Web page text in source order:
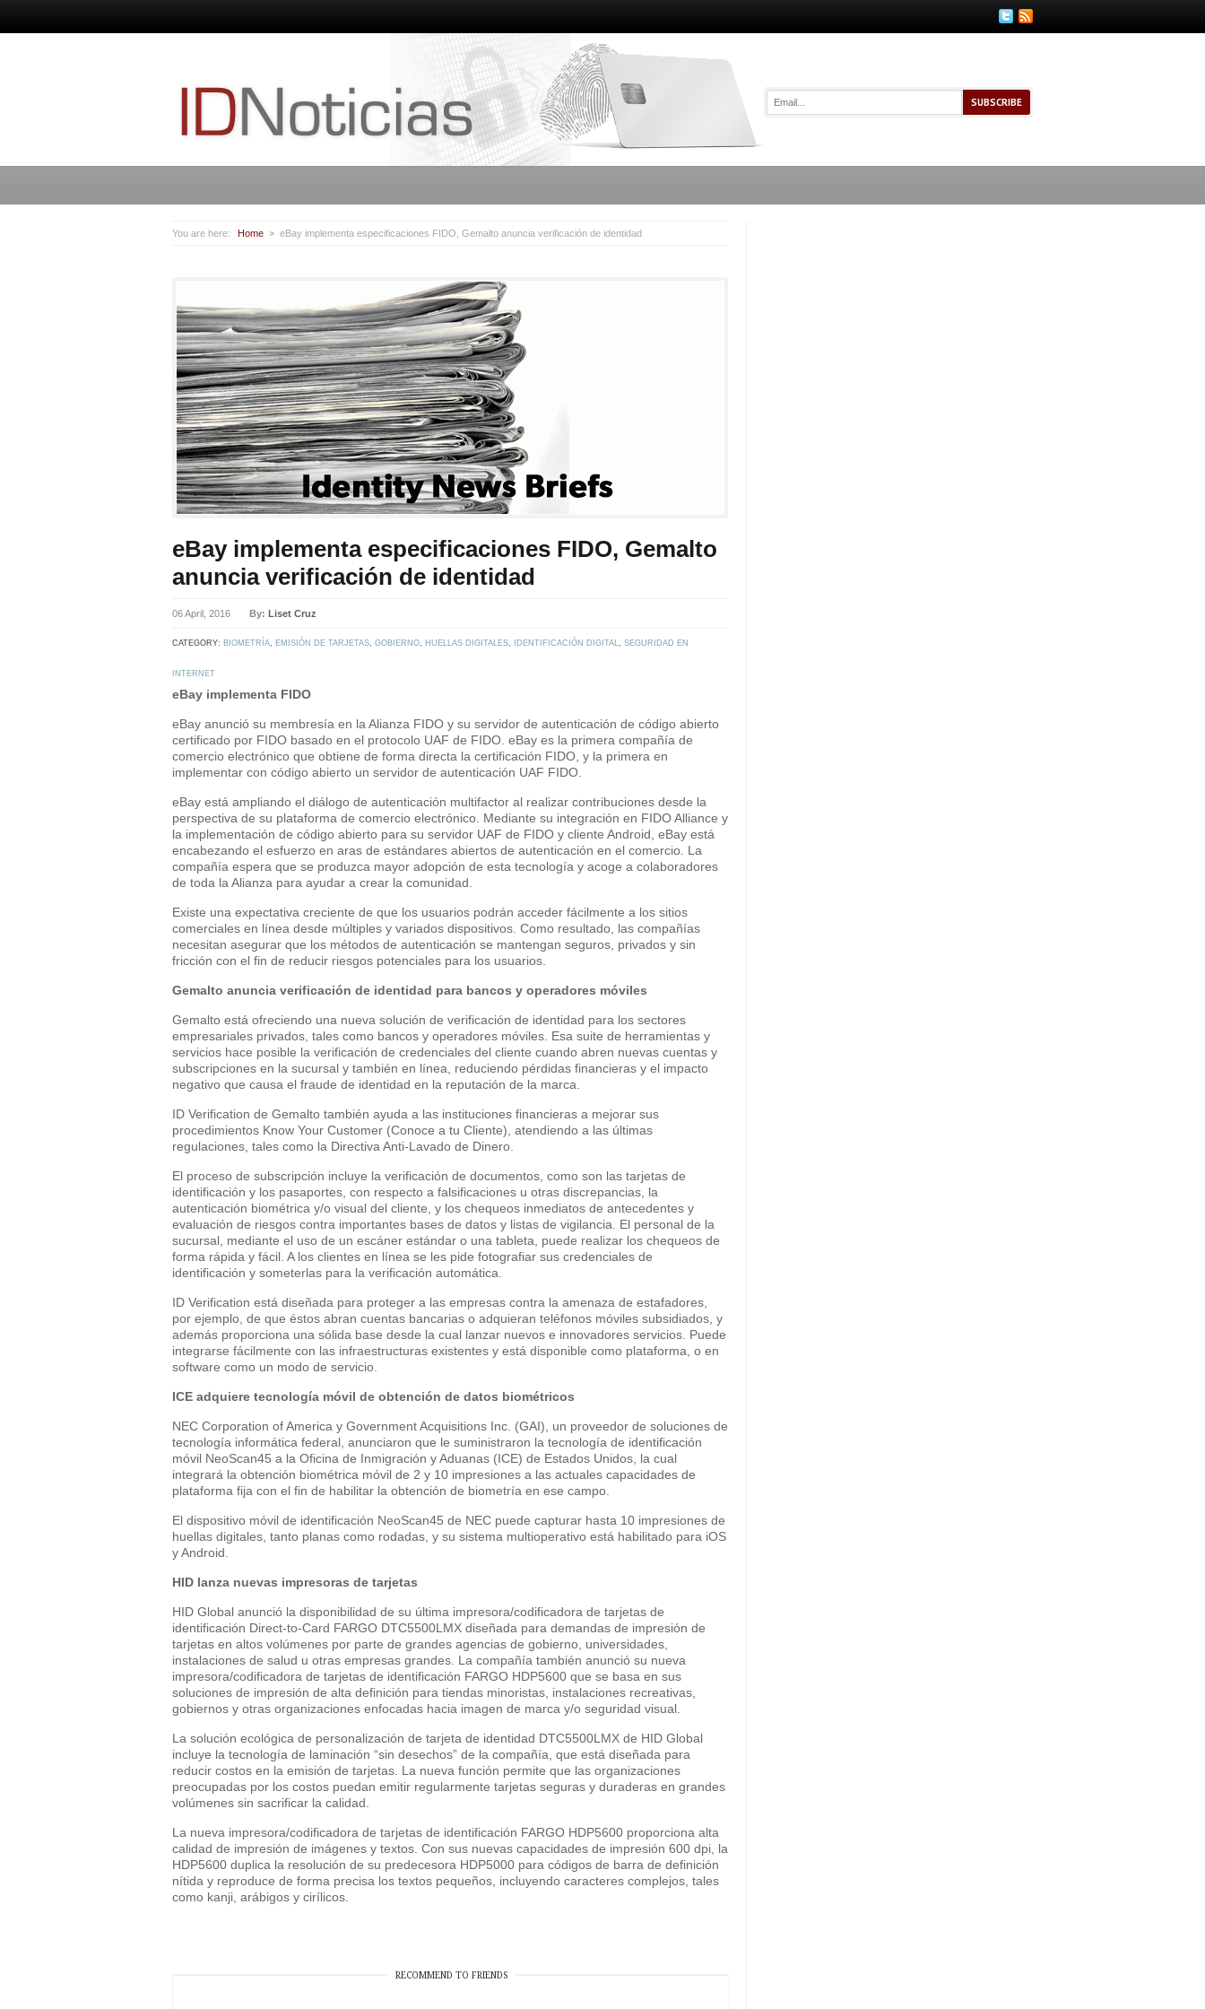
You are here: Home eBay implementa especificaciones FIDO, Gemalto anuncia verificación de identidad
eBay implementa especificaciones FIDO, Gemalto
anuncia verificación de identidad
06 April, 2016 By: Liset Cruz
CATEGORY: BIOMETRÍA, EMISIÓN DE TARJETAS, GOBIERNO, HUELLAS DIGITALES, IDENTIFICACIÓN DIGITAL, SEGURIDAD EN
INTERNET
eBay implementa FIDO
eBay anunció su membresía en la Alianza FIDO y su servidor de autenticación de código abierto
certificado por FIDO basado en el protocolo UAF de FIDO. eBay es la primera compañía de
comercio electrónico que obtiene de forma directa la certificación FIDO, y la primera en
implementar con código abierto un servidor de autenticación UAF FIDO.
eBay está ampliando el diálogo de autenticación multifactor al realizar contribuciones desde la
perspectiva de su plataforma de comercio electrónico. Mediante su integración en FIDO Alliance y
la implementación de código abierto para su servidor UAF de FIDO y cliente Android, eBay está
encabezando el esfuerzo en aras de estándares abiertos de autenticación en el comercio. La
compañía espera que se produzca mayor adopción de esta tecnología y acoge a colaboradores
de toda la Alianza para ayudar a crear la comunidad.
Existe una expectativa creciente de que los usuarios podrán acceder fácilmente a los sitios
comerciales en línea desde múltiples y variados dispositivos. Como resultado, las compañías
necesitan asegurar que los métodos de autenticación se mantengan seguros, privados y sin
fricción con el fin de reducir riesgos potenciales para los usuarios.
Gemalto anuncia verificación de identidad para bancos y operadores móviles
Gemalto está ofreciendo una nueva solución de verificación de identidad para los sectores
empresariales privados, tales como bancos y operadores móviles. Esa suite de herramientas y
servicios hace posible la verificación de credenciales del cliente cuando abren nuevas cuentas y
subscripciones en la sucursal y también en línea, reduciendo pérdidas financieras y el impacto
negativo que causa el fraude de identidad en la reputación de la marca.
ID Verification de Gemalto también ayuda a las instituciones financieras a mejorar sus
procedimientos Know Your Customer (Conoce a tu Cliente), atendiendo a las últimas
regulaciones, tales como la Directiva Anti-Lavado de Dinero.
El proceso de subscripción incluye la verificación de documentos, como son las tarjetas de
identificación y los pasaportes, con respecto a falsificaciones u otras discrepancias, la
autenticación biométrica y/o visual del cliente, y los chequeos inmediatos de antecedentes y
evaluación de riesgos contra importantes bases de datos y listas de vigilancia. El personal de la
sucursal, mediante el uso de un escáner estándar o una tableta, puede realizar los chequeos de
forma rápida y fácil. A los clientes en línea se les pide fotografiar sus credenciales de
identificación y someterlas para la verificación automática.
ID Verification está diseñada para proteger a las empresas contra la amenaza de estafadores,
por ejemplo, de que éstos abran cuentas bancarias o adquieran teléfonos móviles subsidiados, y
además proporciona una sólida base desde la cual lanzar nuevos e innovadores servicios. Puede
integrarse fácilmente con las infraestructuras existentes y está disponible como plataforma, o en
software como un modo de servicio.
ICE adquiere tecnología móvil de obtención de datos biométricos
NEC Corporation of America y Government Acquisitions Inc. (GAI), un proveedor de soluciones de
tecnología informática federal, anunciaron que le suministraron la tecnología de identificación
móvil NeoScan45 a la Oficina de Inmigración y Aduanas (ICE) de Estados Unidos, la cual
integrará la obtención biométrica móvil de 2 y 10 impresiones a las actuales capacidades de
plataforma fija con el fin de habilitar la obtención de biometría en ese campo.
El dispositivo móvil de identificación NeoScan45 de NEC puede capturar hasta 10 impresiones de
huellas digitales, tanto planas como rodadas, y su sistema multioperativo está habilitado para iOS
y Android.
HID lanza nuevas impresoras de tarjetas
HID Global anunció la disponibilidad de su última impresora/codificadora de tarjetas de
identificación Direct-to-Card FARGO DTC5500LMX diseñada para demandas de impresión de
tarjetas en altos volúmenes por parte de grandes agencias de gobierno, universidades,
instalaciones de salud u otras empresas grandes. La compañía también anunció su nueva
impresora/codificadora de tarjetas de identificación FARGO HDP5600 que se basa en sus
soluciones de impresión de alta definición para tiendas minoristas, instalaciones recreativas,
gobiernos y otras organizaciones enfocadas hacia imagen de marca y/o seguridad visual.
La solución ecológica de personalización de tarjeta de identidad DTC5500LMX de HID Global
incluye la tecnología de laminación “sin desechos” de la compañía, que está diseñada para
reducir costos en la emisión de tarjetas. La nueva función permite que las organizaciones
preocupadas por los costos puedan emitir regularmente tarjetas seguras y duraderas en grandes
volúmenes sin sacrificar la calidad.
La nueva impresora/codificadora de tarjetas de identificación FARGO HDP5600 proporciona alta
calidad de impresión de imágenes y textos. Con sus nuevas capacidades de impresión 600 dpi, la
HDP5600 duplica la resolución de su predecesora HDP5000 para códigos de barra de definición
nítida y reproduce de forma precisa los textos pequeños, incluyendo caracteres complejos, tales
como kanji, arábigos y cirílicos.
RECOMMEND TO FRIENDS